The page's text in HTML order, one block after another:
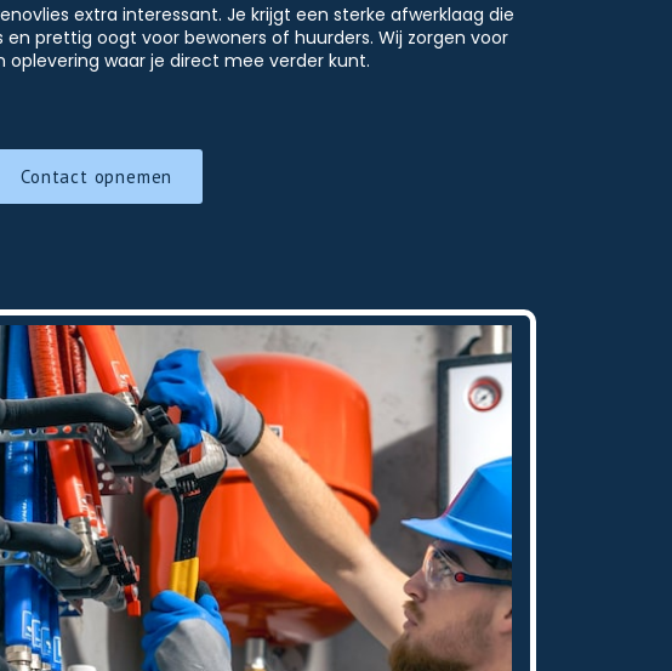
extra interessant. Je krijgt een sterke afwerklaag die
prettig oogt voor bewoners of huurders. Wij zorgen voor
waar je direct mee verder kunt.
Contact opnemen